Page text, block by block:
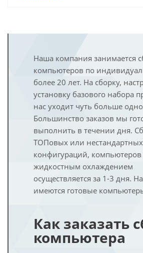
Наша компания занимается
компьютеров по
более 20 лет. На сборку,
установку базового набора
нас уходит чуть больше
Большинство заказов мы
выполнить в течении дня.
ТОПовых или нестандартных
конфигураций, компьютеров
жидкостным охлаждением
осуществляется за 1-3 дня.
имеются готовые
Как заказать
компьютера